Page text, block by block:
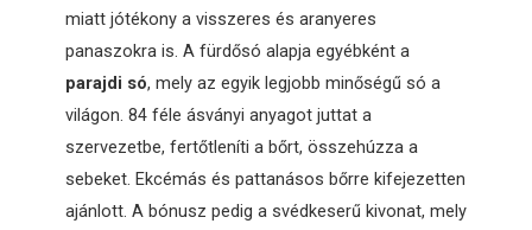
miatt jótékony a visszeres és aranyeres
panaszokra is. A fürdősó alapja egyébként a
parajdi só, mely az egyik legjobb minőségű só a
világon. 84 féle ásványi anyagot juttat a
szervezetbe, fertőtleníti a bőrt, összehúzza a
sebeket. Ekcémás és pattanásos bőrre kifejezetten
ajánlott. A bónusz pedig a svédkeserű kivonat, mely